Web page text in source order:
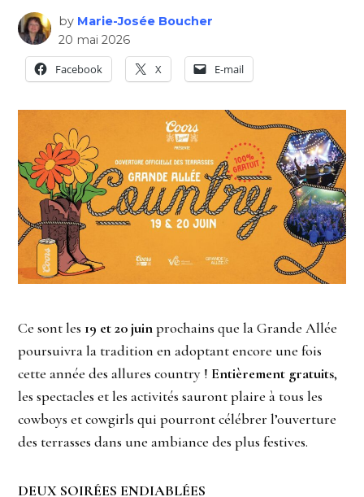
by Marie-Josée Boucher
20 mai 2026
Facebook
X E-mail
Ce sont les 19 et 20 juinprochains que la Grande Allée
poursuivra la tradition en adoptant encore une fois
cette année des allures country ! Entièrement gratuits,
les spectacles et les activités sauront plaire à tous les
cowboys et cowgirls qui pourront célébrer l’ouverture
des terrasses dans une ambiance des plus festives.
DEUX SOIRÉES ENDIABLÉES